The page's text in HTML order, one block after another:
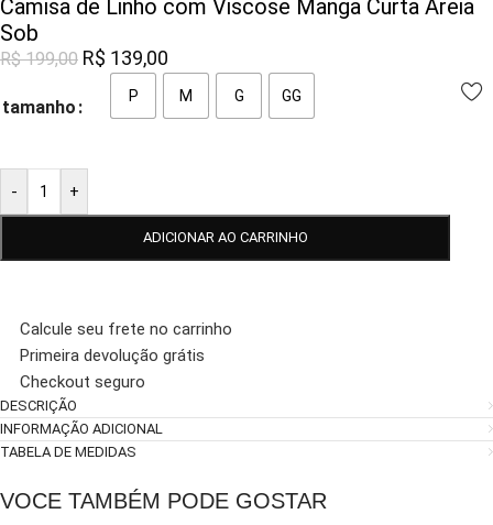
Camisa de Linho com Viscose Manga Curta Areia
Sob
R$199,00 R$ 139,00
tamanho
P M G GG
- +
ADICIONAR AO CARRINHO
Calcule seu frete no carrinho
Primeira devolução grátis
Checkout seguro
DESCRIÇÃO
INFORMAÇÃO ADICIONAL
TABELA DE MEDIDAS
VOCE TAMBÉM PODE GOSTAR